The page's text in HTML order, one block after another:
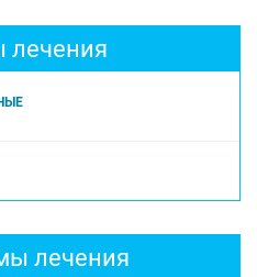
лечения
лечения